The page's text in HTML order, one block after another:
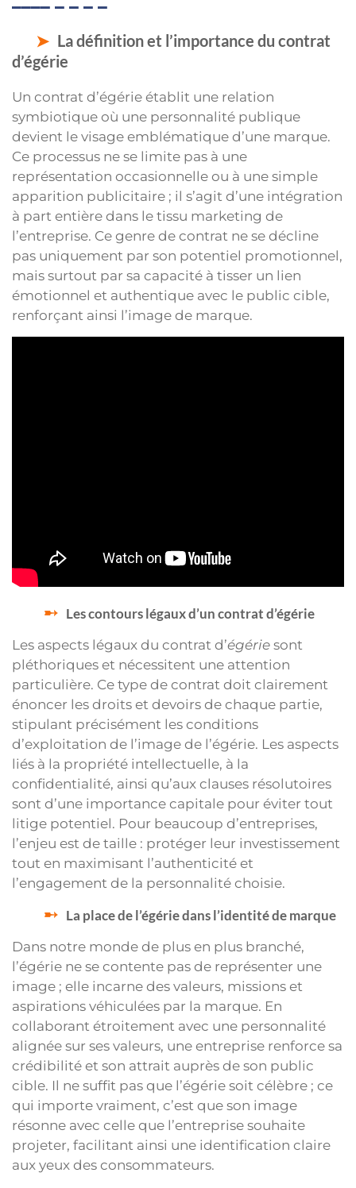
La définition et l’importance du contrat
d’égérie
Un contrat d’égérie établit une relation
symbiotique où une personnalité publique
devient le visage emblématique d’une marque.
Ce processus ne se limite pas à une
représentation occasionnelle ou à une simple
apparition publicitaire ; il s’agit d’une intégration
à part entière dans le tissu marketing de
l’entreprise. Ce genre de contrat ne se décline
pas uniquement par son potentiel promotionnel,
mais surtout par sa capacité à tisser un lien
émotionnel et authentique avec le public cible,
renforçant ainsi l’image de marque.
Les contours légaux d’un contrat d’égérie
Les aspects légaux du contrat d’égérie sont
pléthoriques et nécessitent une attention
particulière. Ce type de contrat doit clairement
énoncer les droits et devoirs de chaque partie,
stipulant précisément les conditions
d’exploitation de l’image de l’égérie. Les aspects
liés à la propriété intellectuelle, à la
confidentialité, ainsi qu’aux clauses résolutoires
sont d’une importance capitale pour éviter tout
litige potentiel. Pour beaucoup d’entreprises,
l’enjeu est de taille : protéger leur investissement
tout en maximisant l’authenticité et
l’engagement de la personnalité choisie.
La place de l’égérie dans l’identité de marque
Dans notre monde de plus en plus branché,
l’égérie ne se contente pas de représenter une
image ; elle incarne des valeurs, missions et
aspirations véhiculées par la marque. En
collaborant étroitement avec une personnalité
alignée sur ses valeurs, une entreprise renforce sa
crédibilité et son attrait auprès de son public
cible. Il ne suffit pas que l’égérie soit célèbre ; ce
qui importe vraiment, c’est que son image
résonne avec celle que l’entreprise souhaite
projeter, facilitant ainsi une identification claire
aux yeux des consommateurs.